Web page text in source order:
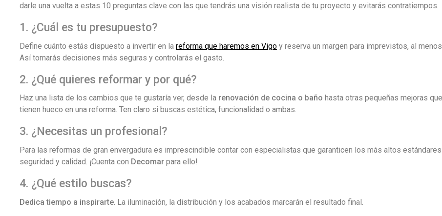
darle una vuelta a estas 10 preguntas clave con las que tendrás una visión realista de tu proyecto y evitarás contratiempos.
1. ¿Cuál es tu presupuesto?
Define cuánto estás dispuesto a invertir en la reforma que haremos en Vigo y reserva un margen para imprevistos, al menos
Así tomarás decisiones más seguras y controlarás el gasto.
2. ¿Qué quieres reformar y por qué?
Haz una lista de los cambios que te gustaría ver, desde la renovación de cocina o baño hasta otras pequeñas mejoras
tienen hueco en una reforma. Ten claro si buscas estética, funcionalidad o ambas.
3. ¿Necesitas un profesional?
Para las reformas de gran envergadura es imprescindible contar con especialistas que garanticen los más altos
seguridad y calidad. ¡Cuenta con Decomar para ello!
4. ¿Qué estilo buscas?
Dedica tiempo a inspirarte . La iluminación, la distribución y los acabados marcarán el resultado final.